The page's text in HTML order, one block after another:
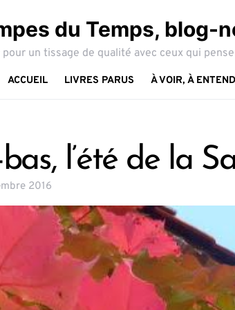
du Temps, blog-
un tissage de qualité avec ceux qui
ACCUEIL LIVRES PARUS À VOIR, À
l’été de la
2016